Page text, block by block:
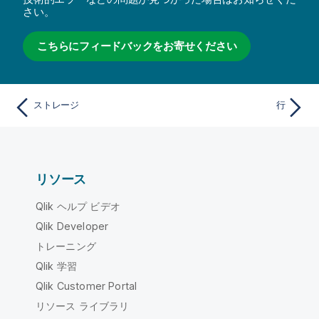
さい。
こちらにフィードバックをお寄せください
ストレージ 行
リソース
Qlik ヘルプ ビデオ
Qlik Developer
トレーニング
Qlik 学習
Qlik Customer Portal
リソース ライブラリ